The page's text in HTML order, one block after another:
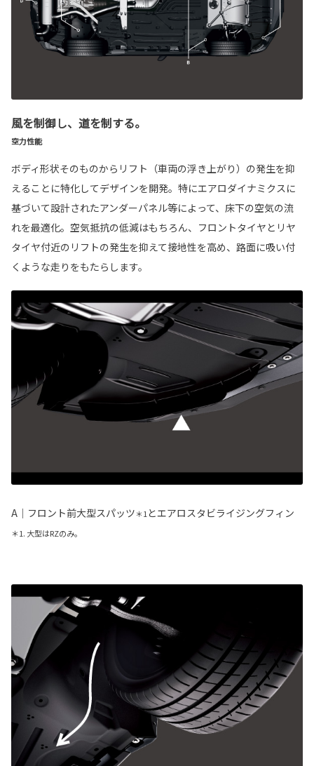
風を制御し、道を制する。
空力性能
ボディ形状そのものからリフト（車両の浮き上がり）の発生を抑
えることに特化してデザインを開発。特にエアロダイナミクスに
基づいて設計されたアンダーパネル等によって、床下の空気の流
れを最適化。空気抵抗の低減はもちろん、フロントタイヤとリヤ
タイヤ付近のリフトの発生を抑えて接地性を高め、路面に吸い付
くような走りをもたらします。
A｜フロント前大型スパッツ＊1 とエアロスタビライジングフィン
＊1. 大型はRZのみ。